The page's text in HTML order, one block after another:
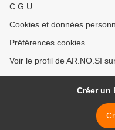
C.G.U.
Cookies et données
Préférences cookies
Voir le profil de AR.NO.SI
Créer un